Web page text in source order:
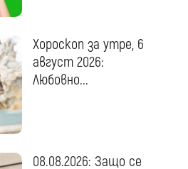
Хороскоп за утре, 6
август 2026:
Любовно...
08.08.2026: Защо се